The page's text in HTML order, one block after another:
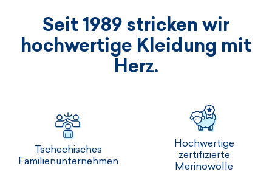
Seit 1989 stricken wir
hochwertige Kleidung mit
Herz.
Tschechisches
Familienunternehmen
Hochwertige
zertifizierte
Merinowolle